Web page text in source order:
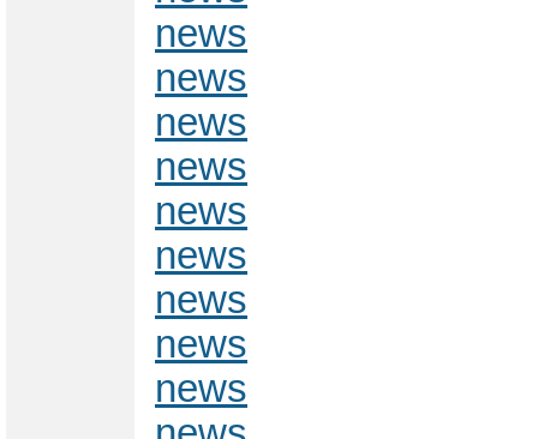
news
news
news
news
news
news
news
news
news